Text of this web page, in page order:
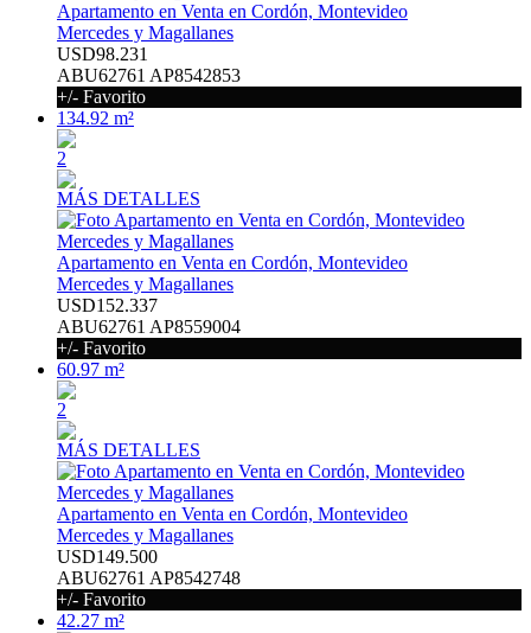
Apartamento en Venta en Cordón, Montevideo
Mercedes y Magallanes
USD98.231
ABU62761 AP8542853
+/- Favorito
134.92 m²
2
MÁS DETALLES
Apartamento en Venta en Cordón, Montevideo
Mercedes y Magallanes
USD152.337
ABU62761 AP8559004
+/- Favorito
60.97 m²
2
MÁS DETALLES
Apartamento en Venta en Cordón, Montevideo
Mercedes y Magallanes
USD149.500
ABU62761 AP8542748
+/- Favorito
42.27 m²